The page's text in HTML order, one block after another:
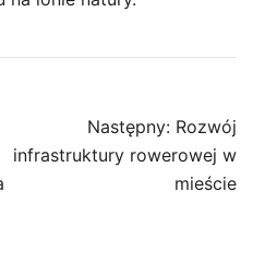
Następny: Rozwój
infrastruktury rowerowej w
mieście